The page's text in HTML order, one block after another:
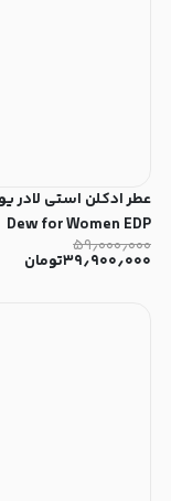
Dew for Women EDP
۵۹٫۰۰۰٫۰۰۰
۳۹٫۹۰۰٫۰۰۰تومان